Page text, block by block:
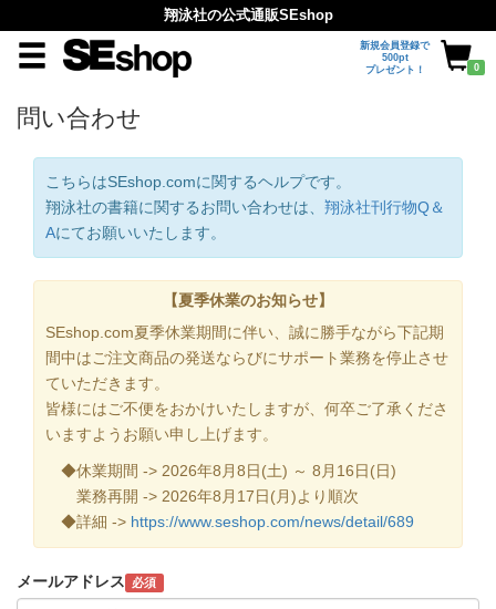
翔泳社の公式通販SEshop
新規会員登録で
500pt
プレゼント！
0
問い合わせ
こちらはSEshop.comに関するヘルプです。
翔泳社の書籍に関するお問い合わせは、 翔泳社刊行物Q＆
Aにてお願いいたします。
【夏季休業のお知らせ】
SEshop.com夏季休業期間に伴い、誠に勝手ながら下記期
間中はご注文商品の発送ならびにサポート業務を停止させ
ていただきます。
皆様にはご不便をおかけいたしますが、何卒ご了承くださ
いますようお願い申し上げます。
◆休業期間 -> 2026年8月8日(土) ～ 8月16日(日)
業務再開 -> 2026年8月17日(月)より順次
◆詳細 -> https://www.seshop.com/news/detail/689
メールアドレス 必須